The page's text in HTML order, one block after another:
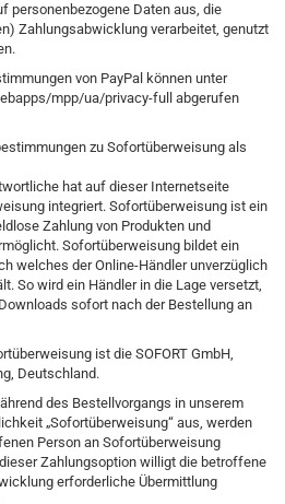
personenbezogene Daten aus, die
Zahlungsabwicklung verarbeitet, genutzt
von PayPal können unter
mpp/ua/privacy-full abgerufen
zu Sofortüberweisung als
hat auf dieser Internetseite
integriert. Sofortüberweisung ist ein
Zahlung von Produkten und
Sofortüberweisung bildet ein
welches der Online-Händler unverzüglich
So wird ein Händler in die Lage versetzt,
sofort nach der Bestellung an
ist die SOFORT GmbH,
Deutschland.
des Bestellvorgangs in unserem
„Sofortüberweisung“ aus, werden
Person an Sofortüberweisung
Zahlungsoption willigt die betroffene
erforderliche Übermittlung